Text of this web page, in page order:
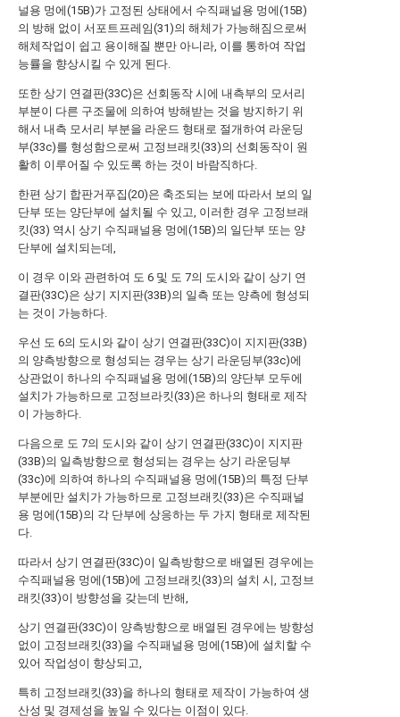
널용 멍에(15B)가 고정된 상태에서 수직패널용 멍에(15B)
의 방해 없이 서포트프레임(31)의 해체가 가능해짐으로써
해체작업이 쉽고 용이해질 뿐만 아니라, 이를 통하여 작업
능률을 향상시킬 수 있게 된다.
또한 상기 연결판(33C)은 선회동작 시에 내측부의 모서리
부분이 다른 구조물에 의하여 방해받는 것을 방지하기 위
해서 내측 모서리 부분을 라운드 형태로 절개하여 라운딩
부(33c)를 형성함으로써 고정브래킷(33)의 선회동작이 원
활히 이루어질 수 있도록 하는 것이 바람직하다.
한편 상기 합판거푸집(20)은 축조되는 보에 따라서 보의 일
단부 또는 양단부에 설치될 수 있고, 이러한 경우 고정브래
킷(33) 역시 상기 수직패널용 멍에(15B)의 일단부 또는 양
단부에 설치되는데,
이 경우 이와 관련하여 도 6 및 도 7의 도시와 같이 상기 연
결판(33C)은 상기 지지판(33B)의 일측 또는 양측에 형성되
는 것이 가능하다.
우선 도 6의 도시와 같이 상기 연결판(33C)이 지지판(33B)
의 양측방향으로 형성되는 경우는 상기 라운딩부(33c)에
상관없이 하나의 수직패널용 멍에(15B)의 양단부 모두에
설치가 가능하므로 고정브라킷(33)은 하나의 형태로 제작
이 가능하다.
다음으로 도 7의 도시와 같이 상기 연결판(33C)이 지지판
(33B)의 일측방향으로 형성되는 경우는 상기 라운딩부
(33c)에 의하여 하나의 수직패널용 멍에(15B)의 특정 단부
부분에만 설치가 가능하므로 고정브래킷(33)은 수직패널
용 멍에(15B)의 각 단부에 상응하는 두 가지 형태로 제작된
다.
따라서 상기 연결판(33C)이 일측방향으로 배열된 경우에는
수직패널용 멍에(15B)에 고정브래킷(33)의 설치 시, 고정브
래킷(33)이 방향성을 갖는데 반해,
상기 연결판(33C)이 양측방향으로 배열된 경우에는 방향성
없이 고정브래킷(33)을 수직패널용 멍에(15B)에 설치할 수
있어 작업성이 향상되고,
특히 고정브래킷(33)을 하나의 형태로 제작이 가능하여 생
산성 및 경제성을 높일 수 있다는 이점이 있다.